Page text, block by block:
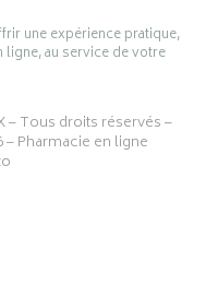
une expérience pratique,
ligne, au service de votre
– Tous droits réservés –
–Pharmacie en ligne